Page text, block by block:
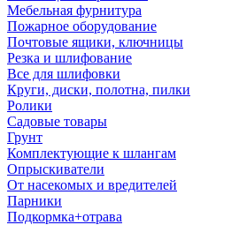
Мебельная фурнитура
Пожарное оборудование
Почтовые ящики, ключницы
Резка и шлифование
Все для шлифовки
Круги, диски, полотна, пилки
Ролики
Садовые товары
Грунт
Комплектующие к шлангам
Опрыскиватели
От насекомых и вредителей
Парники
Подкормка+отрава